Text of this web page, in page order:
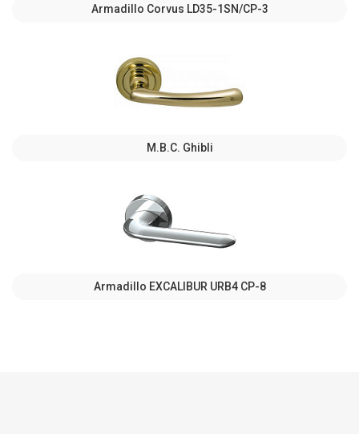
Armadillo Corvus LD35-1SN/CP-3
M.B.C. Ghibli
Armadillo EXCALIBUR URB4 СР-8